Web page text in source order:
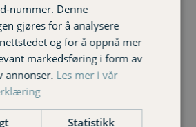
nummer. Denne
gjøres for å analysere
og for å oppnå mer
markedsføring i form av
annonser. Les mer i vår
Statistikk